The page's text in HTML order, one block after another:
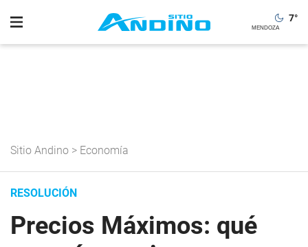
7°
Sitio Andino > Economía
RESOLUCIÓN
Precios Máximos: qué